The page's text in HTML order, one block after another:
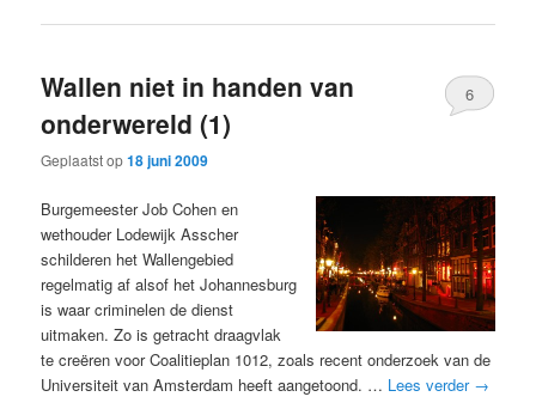
Wallen niet in handen van
onderwereld (1)
Geplaatst op18 juni 2009
6
Burgemeester Job Cohen en
wethouder Lodewijk Asscher
schilderen het Wallengebied
regelmatig af alsof het Johannesburg
is waar criminelen de dienst
uitmaken. Zo is getracht draagvlak
te creëren voor Coalitieplan 1012, zoals recent onderzoek van de
Universiteit van Amsterdam heeft aangetoond. … Lees verder →